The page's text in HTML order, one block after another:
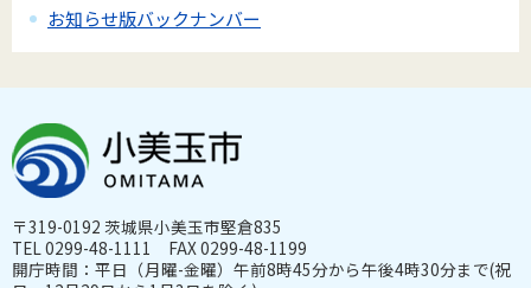
お知らせ版バックナンバー
〒319-0192 茨城県小美玉市堅倉835
TEL 0299-48-1111 FAX 0299-48-1199
開庁時間：平日（月曜-金曜）午前8時45分から午後4時30分まで(祝